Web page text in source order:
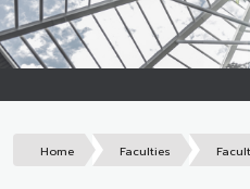
Home Faculties